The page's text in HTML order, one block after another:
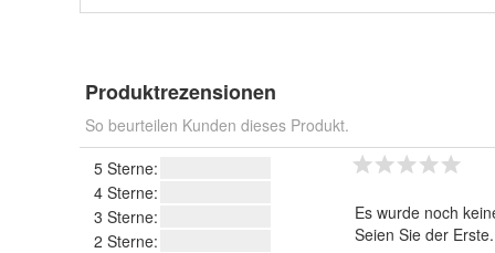
Produktrezensionen
So beurteilen Kunden dieses Produkt.
5 Sterne:
4 Sterne:
3 Sterne:
2 Sterne:
Es wurde noch
Seien Sie der